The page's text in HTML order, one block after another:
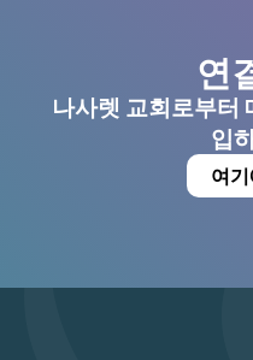
연
나사렛 교회로부터
입
여기